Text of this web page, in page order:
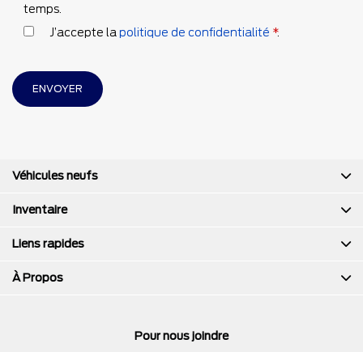
temps.
J’accepte la politique de confidentialité *.
Pour nous joindre
Véhicules neufs
Inventaire
Liens rapides
À Propos